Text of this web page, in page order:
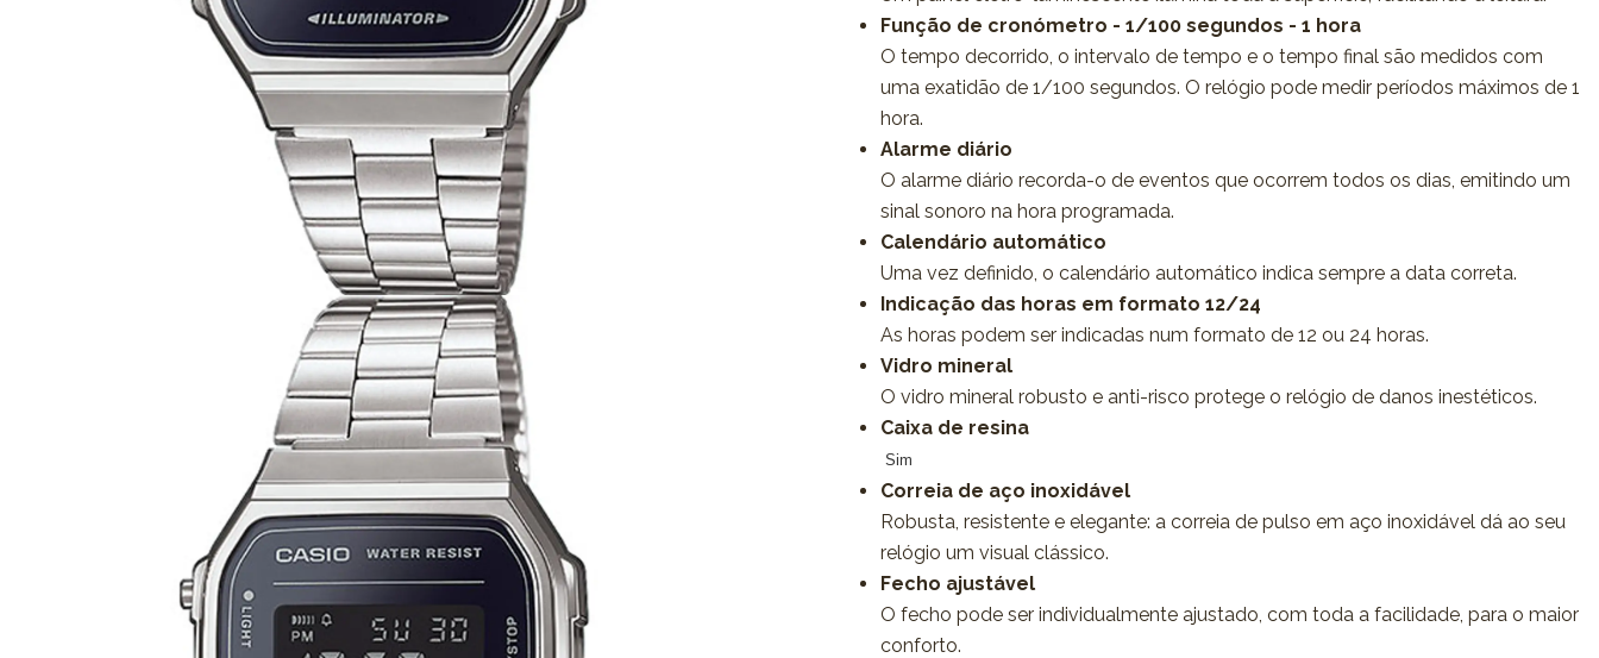
Função de cronómetro - 1/100 segundos - 1 hora
O tempo decorrido, o intervalo de tempo e o tempo final são medidos com
uma exatidão de 1/100 segundos. O relógio pode medir períodos máximos de 1
hora.
Alarme diário
O alarme diário recorda-o de eventos que ocorrem todos os dias, emitindo um
sinal sonoro na hora programada.
Calendário automático
Uma vez definido, o calendário automático indica sempre a data correta.
Indicação das horas em formato 12/24
As horas podem ser indicadas num formato de 12 ou 24 horas.
Vidro mineral
O vidro mineral robusto e anti-risco protege o relógio de danos inestéticos.
Caixa de resina
Sim
Correia de aço inoxidável
Robusta, resistente e elegante: a correia de pulso em aço inoxidável dá ao seu
relógio um visual clássico.
Fecho ajustável
O fecho pode ser individualmente ajustado, com toda a facilidade, para o maior
conforto.